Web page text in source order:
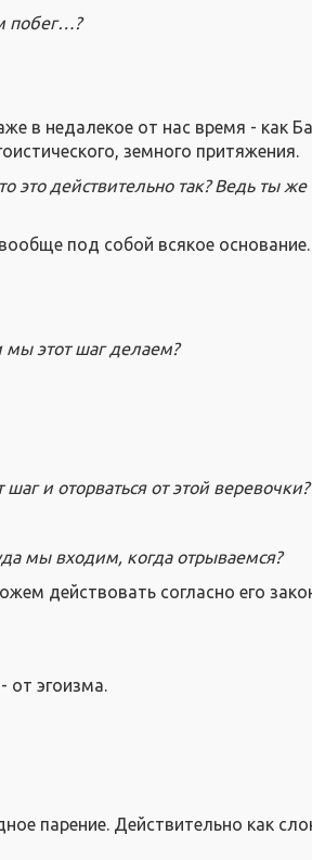
побег…?
в недалекое от нас время - как
земного притяжения.
это действительно так? Ведь ты же
под собой всякое основание.
мы этот шаг делаем?
и оторваться от этой веревочки?
мы входим, когда отрываемся?
действовать согласно его
от эгоизма.
парение. Действительно как